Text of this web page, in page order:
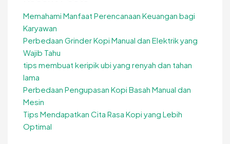
Memahami Manfaat Perencanaan Keuangan bagi
Karyawan
Perbedaan Grinder Kopi Manual dan Elektrik yang
Wajib Tahu
tips membuat keripik ubi yang renyah dan tahan
lama
Perbedaan Pengupasan Kopi Basah Manual dan
Mesin
Tips Mendapatkan Cita Rasa Kopi yang Lebih
Optimal